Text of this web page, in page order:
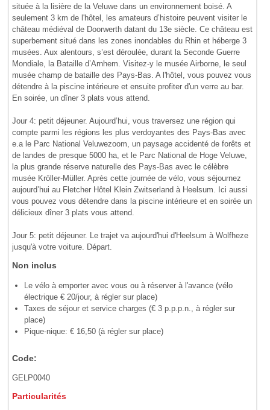
située à la lisière de la Veluwe dans un environnement boisé. A
seulement 3 km de l'hôtel, les amateurs d’histoire peuvent visiter le
château médiéval de Doorwerth datant du 13e siècle. Ce château est
superbement situé dans les zones inondables du Rhin et héberge 3
musées. Aux alentours, s’est déroulée, durant la Seconde Guerre
Mondiale, la Bataille d’Arnhem. Visitez-y le musée Airborne, le seul
musée champ de bataille des Pays-Bas. A l'hôtel, vous pouvez vous
détendre à la piscine intérieure et ensuite profiter d'un verre au bar.
En soirée, un dîner 3 plats vous attend.
Jour 4: petit déjeuner. Aujourd’hui, vous traversez une région qui
compte parmi les régions les plus verdoyantes des Pays-Bas avec
e.a le Parc National Veluwezoom, un paysage accidenté de forêts et
de landes de presque 5000 ha, et le Parc National de Hoge Veluwe,
la plus grande réserve naturelle des Pays-Bas avec le célèbre
musée Kröller-Müller. Après cette journée de vélo, vous séjournez
aujourd’hui au Fletcher Hôtel Klein Zwitserland à Heelsum. Ici aussi
vous pouvez vous détendre dans la piscine intérieure et en soirée un
délicieux dîner 3 plats vous attend.
Jour 5: petit déjeuner. Le trajet va aujourd'hui d'Heelsum à Wolfheze
jusqu'à votre voiture. Départ.
Non inclus
Le vélo à emporter avec vous ou à réserver à l'avance (vélo
électrique € 20/jour, à régler sur place)
Taxes de séjour et service charges (€ 3 p.p.p.n., à régler sur
place)
Pique-nique: € 16,50 (à régler sur place)
Code:
GELP0040
Particularités